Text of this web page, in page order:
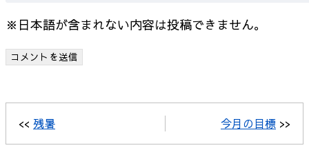
※日本語が含まれない内容は投稿できません。
<< 残暑 今月の目標 >>